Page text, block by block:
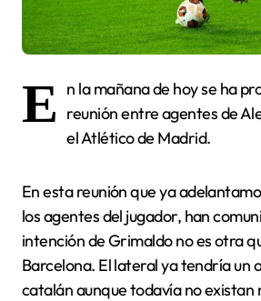
E n la mañana de hoy se ha
reunión entre agentes de
el Atlético de Madrid.
En esta reunión que ya
los agentes del jugador, han
intención de Grimaldo no es otra
Barcelona. El lateral ya tendría un
catalán aunque todavía no existan